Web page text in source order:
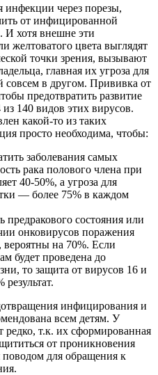
инфекции через порезы,
от инфицированной
И хотя внешне эти
желтоватого цвета выглядят
точки зрения, вызывают
главная их угроза для
совсем в другом. Прививка от
предотвратить развитие
140 видов этих вирусов.
какой-то из таких
просто необходима, чтобы:
заболевания самых
рака полового члена при
40-50%, а угроза для
— более 75% в каждом
состояния или
онковирусов поражения
на 70%. Если
будет проведена до
то защита от вирусов 16 и
инфицирования и
всем детям. У
редко, т.к. их сформированная
от проникновения
поводом для обращения к